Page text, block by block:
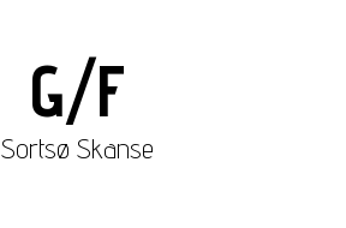
G/F
Sortsø Skanse